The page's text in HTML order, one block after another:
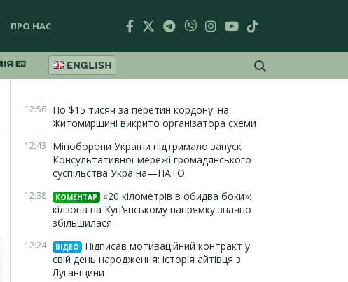
ПРО НАС
ENGLISH
12:56 По $15 тисяч за перетин кордону: на
Житомирщині викрито організатора схеми
12:43
Міноборони України підтримало запуск
Консультативної мережі громадянського
суспільства Україна—НАТО
12:38 КОМЕНТАР
«20 кілометрів в обидва боки»:
кілзона на Куп’янському напрямку значно
збільшилася
12:24 ВІДЕО
Підписав мотиваційний контракт у
свій день народження: історія айтівця з
Луганщини